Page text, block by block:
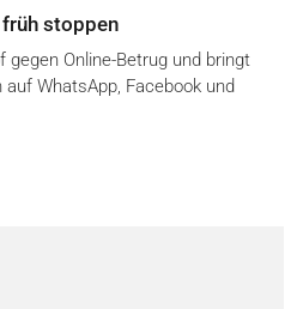
stoppen
Online-Betrug und bringt
WhatsApp, Facebook und